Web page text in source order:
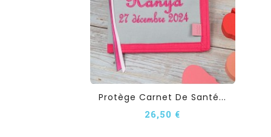
Protège Carnet De Santé...
26,50 €